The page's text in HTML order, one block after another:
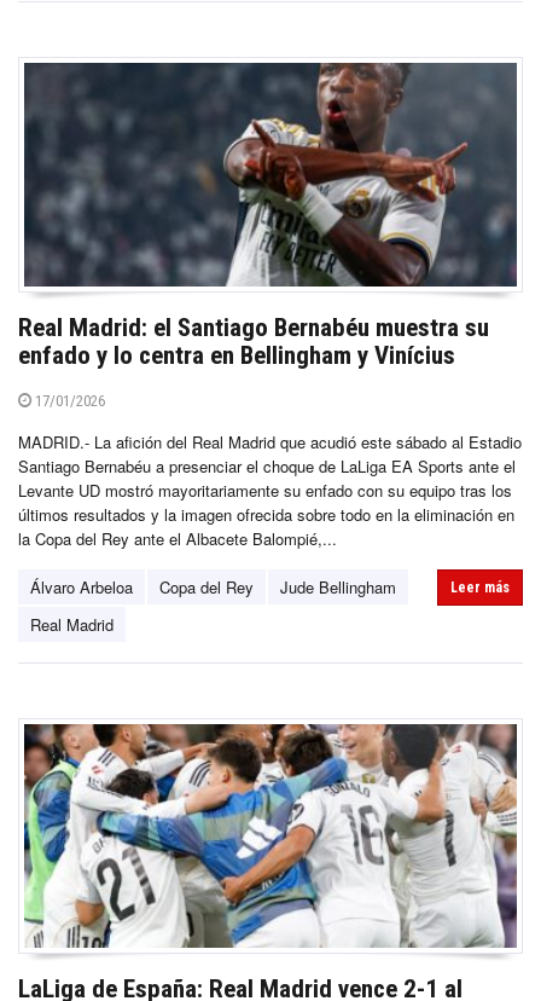
Real Madrid: el Santiago Bernabéu muestra su
enfado y lo centra en Bellingham y Vinícius
17/01/2026
MADRID.- La afición del Real Madrid que acudió este sábado al Estadio
Santiago Bernabéu a presenciar el choque de LaLiga EA Sports ante el
Levante UD mostró mayoritariamente su enfado con su equipo tras los
últimos resultados y la imagen ofrecida sobre todo en la eliminación en
la Copa del Rey ante el Albacete Balompié,...
Álvaro Arbeloa Copa del Rey
Jude Bellingham
Real Madrid
Leer más
LaLiga de España: Real Madrid vence 2-1 al